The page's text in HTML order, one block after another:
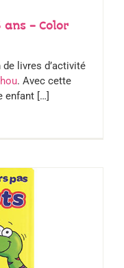
– Color
livres d’activité
. Avec cette
enfant […]